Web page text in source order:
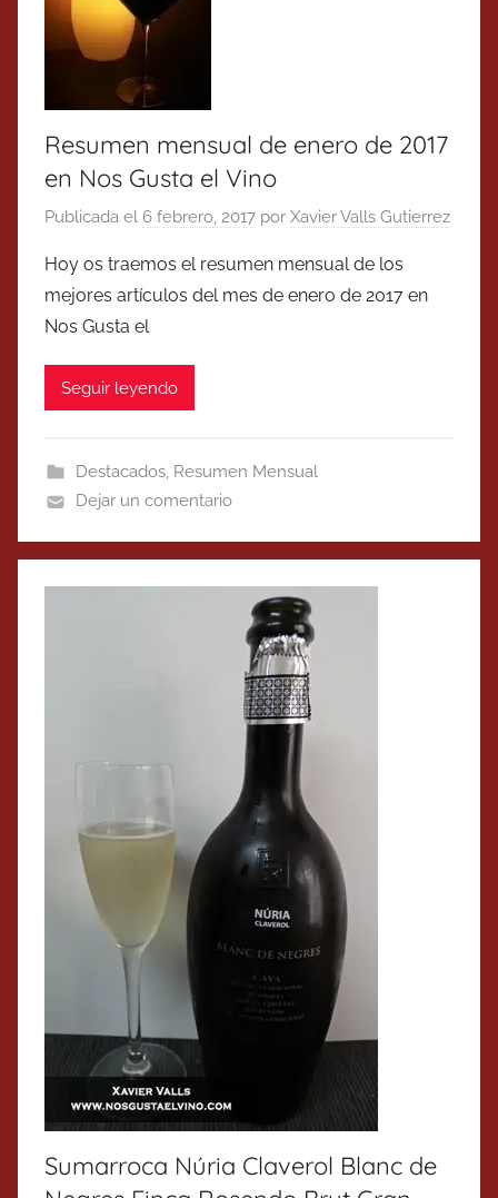
Resumen mensual de enero de 2017
en Nos Gusta el Vino
Publicada el 6 febrero, 2017 por Xavier Valls Gutierrez
Hoy os traemos el resumen mensual de los
mejores artículos del mes de enero de 2017 en
Nos Gusta el
Seguir leyendo
Destacados, Resumen Mensual
Dejar un comentario
Sumarroca Núria Claverol Blanc de